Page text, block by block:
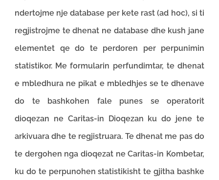
ndertojme nje database per kete rast (ad hoc), si ti
regjistrojme te dhenat ne database dhe kush jane
elementet qe do te perdoren per perpunimin
statistikor. Me formularin perfundimtar, te dhenat
e mbledhura ne pikat e mbledhjes se te dhenave
do te bashkohen fale punes se operatorit
dioqezan ne Caritas-in Dioqezan ku do jene te
arkivuara dhe te regjistruara. Te dhenat me pas do
te dergohen nga dioqezat ne Caritas-in Kombetar,
ku do te perpunohen statistikisht te gjitha bashke